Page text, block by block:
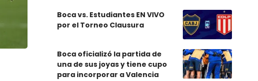
Boca vs. Estudiantes EN VIVO
por el Torneo Clausura
Boca oficializó la partida de
una de sus joyas y tiene cupo
para incorporar a Valencia